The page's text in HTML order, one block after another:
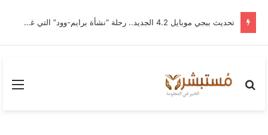
تحديث ببجي موبايل 4.2 الجديد.. رحلة “نشأة برايم-وود” التي غيّرت وجه إرانجل إلى الأبد
بحث